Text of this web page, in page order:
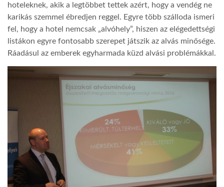
LINKTR.EE
GLOBOZSARU
DOBRAVERO.HU
LATIMO.HU
GLOBOBOOK
hoteleknek, akik a legtöbbet tettek azért, hogy a vendég ne
karikás szemmel ébredjen reggel. Egyre több szálloda ismeri
fel, hogy a hotel nemcsak „alvóhely”, hiszen az elégedettségi
listákon egyre fontosabb szerepet játszik az alvás minősége.
Ráadásul az emberek egyharmada küzd alvási problémákkal.